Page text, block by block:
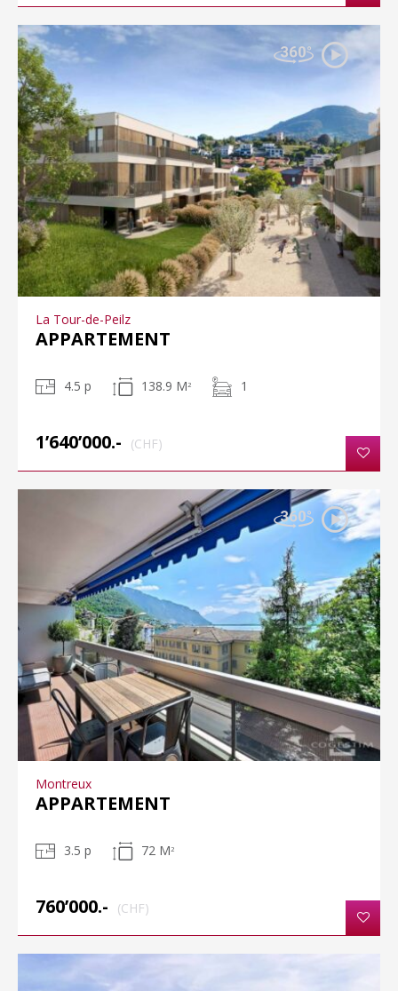
La Tour-de-Peilz
APPARTEMENT
4.5 p 138.9 M 2 1
1’640’000.- (CHF)
Montreux
APPARTEMENT
3.5 p 72 M 2
760’000.- (CHF)